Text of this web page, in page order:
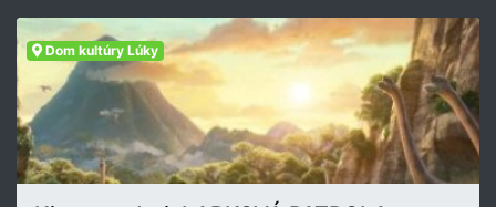
Dom kultúry Lúky